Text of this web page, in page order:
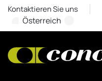
Kontaktieren Sie uns
Österreich